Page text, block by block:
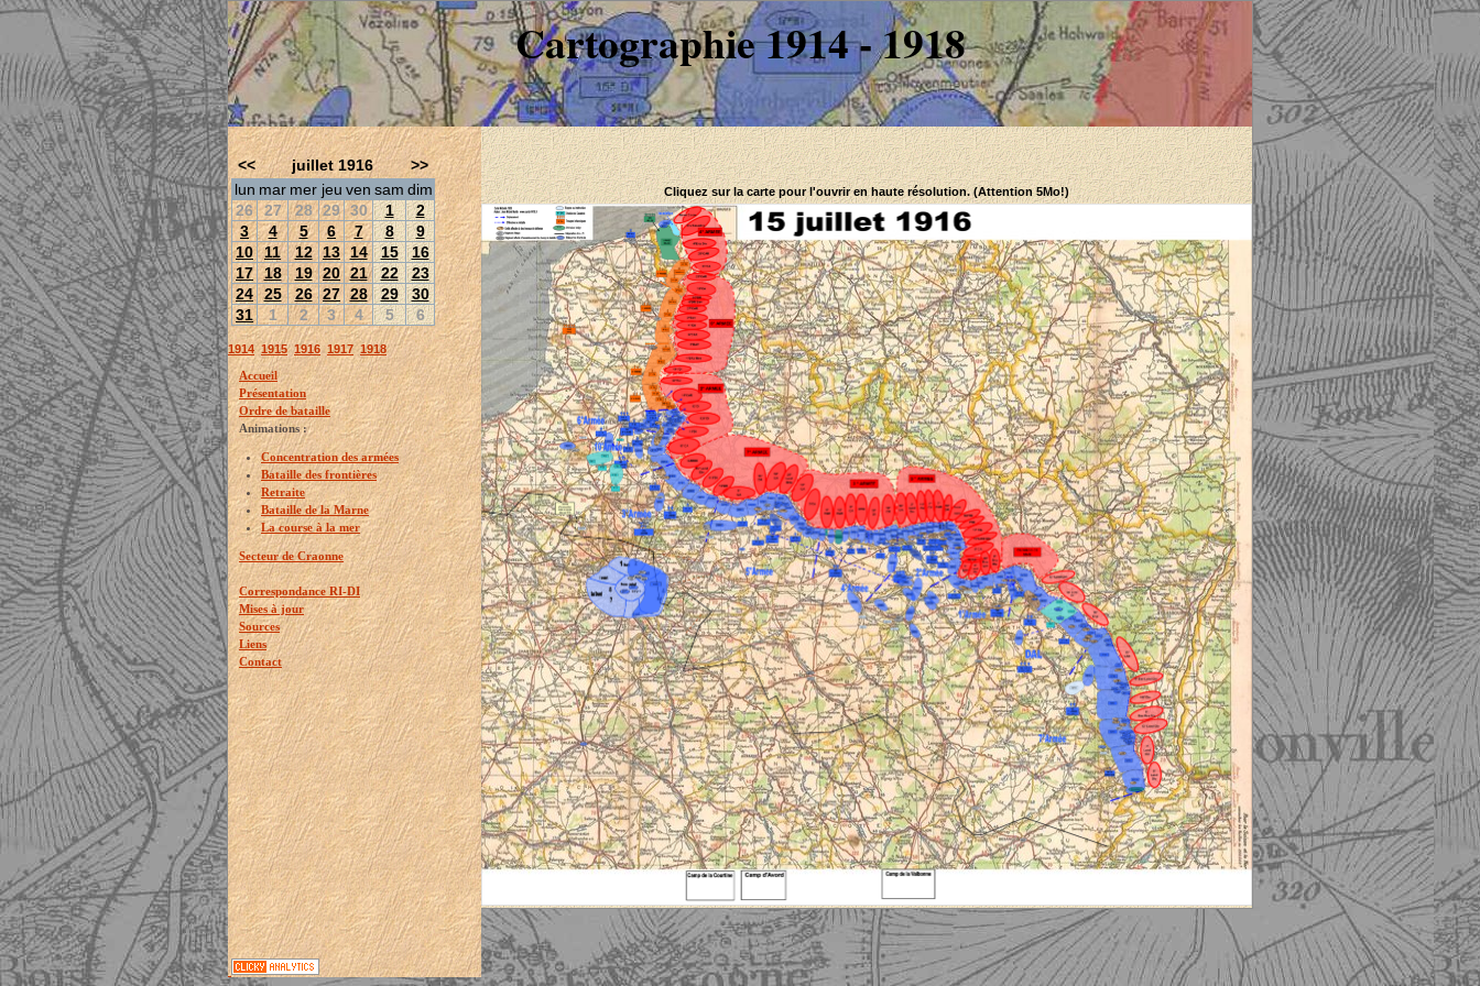
Cartographie 1914 - 1918
<< juillet 1916
>>
lun mar mer jeu ven sam dim
26
27 28 29 30 1
2
3
4 5 6 7 8
9
10
11 12 13 14 15
16
17 18 19 20 21 22
23
24 25 26 27 28 29
30
31
1 2 3 4 5 6
1914 1915 1916 1917 1918
Accueil
Présentation
Ordre de bataille
Animations :
Concentration des armées
Bataille des frontières
Retraite
Bataille de la Marne
La course à la mer
Secteur de Craonne
Correspondance RI-DI
Mises à jour
Sources
Liens
Contact
Cliquez sur la carte pour l'ouvrir en haute résolution. (Attention 5Mo!)